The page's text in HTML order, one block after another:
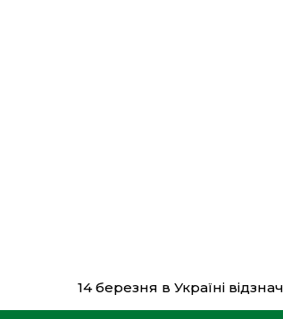
14 березня в Україні